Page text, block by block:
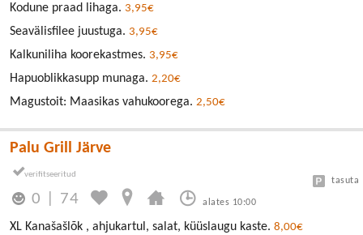
Kodune praad lihaga. 3,95€
Seavälisfilee juustuga. 3,95€
Kalkuniliha koorekastmes. 3,95€
Hapuoblikkasupp munaga. 2,20€
Magustoit: Maasikas vahukoorega. 2,50€
Palu Grill Järve
0 74 alates 10:00
tasuta
XL Kanašašlõk , ahjukartul, salat, küüslaugu kaste. 8,00€